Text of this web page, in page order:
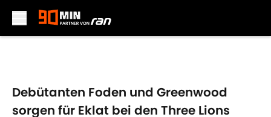
Debütanten Foden und Greenwood
sorgen für Eklat bei den Three Lions